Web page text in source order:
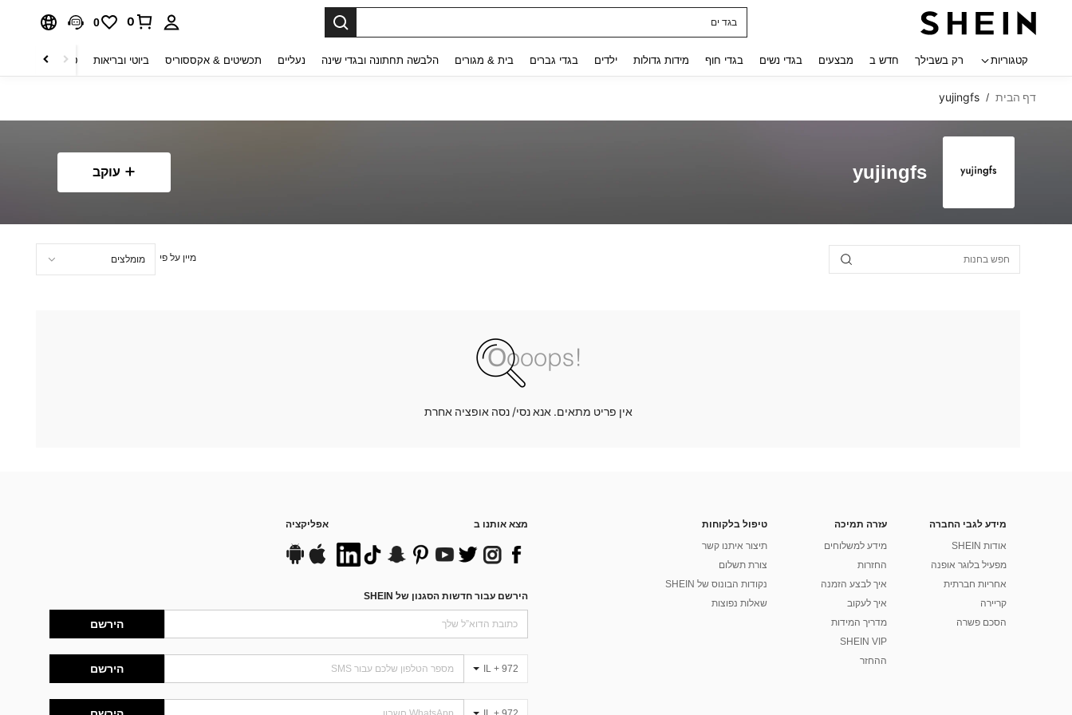
בגד ים
0
0
קטגוריות רק בשבילך חדש ב מבצעים בגדי נשים בגדי חוף מידות גדולות ילדים בגדי גברים בית & מגורים הלבשה תחתונה ובגדי שינה נעליים תכשיטים & אקססוריס ביוטי ובריאות טקסטיל לבית
דף הבית /
yujingfs
yujingfs עוקב
מיין על פי
אין פריט מתאים. אנא נסי/ נסה אופציה אחרת
מידע לגבי החברה
אודות SHEIN
מפעיל בלוגר אופנה
אחריות חברתית
קריירה
הסכם פשרה
עזרה תמיכה
מידע למשלוחים
החזרות
איך לבצע הזמנה
איך לעקוב
מדריך המידות
SHEIN VIP
ההחזר
טיפול בלקוחות
תיצור איתנו קשר
צורת תשלום
נקודות הבונוס של SHEIN
שאלות נפוצות
מצא אותנו ב אפליקציה
הירשם עבור חדשות הסגנון של SHEIN
הירשם
IL + 972 הירשם